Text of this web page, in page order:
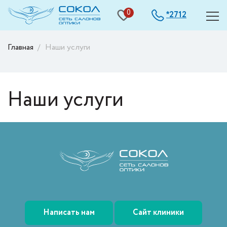
0 *2712
Главная Наши услуги
Наши услуги
Написать нам Сайт клиники